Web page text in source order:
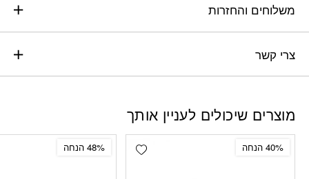
משלוחים והחזרות
צרי קשר
מוצרים שיכולים לעניין אותך
Add wishlist 40% הנחה 48% הנחה